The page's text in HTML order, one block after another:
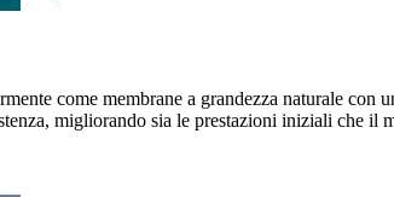
come membrane a grandezza naturale con
migliorando sia le prestazioni iniziali che il